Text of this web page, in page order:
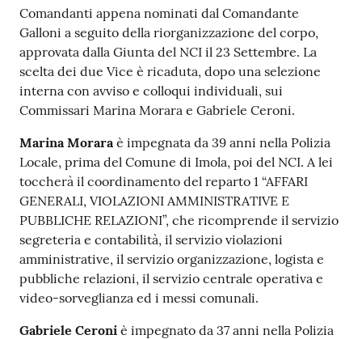
Comandanti appena nominati dal Comandante
Galloni a seguito della riorganizzazione del corpo,
approvata dalla Giunta del NCI il 23 Settembre. La
scelta dei due Vice è ricaduta, dopo una selezione
interna con avviso e colloqui individuali, sui
Commissari Marina Morara e Gabriele Ceroni.
Marina Morara è impegnata da 39 anni nella Polizia
Locale, prima del Comune di Imola, poi del NCI. A lei
toccherà il coordinamento del reparto 1 “AFFARI
GENERALI, VIOLAZIONI AMMINISTRATIVE E
PUBBLICHE RELAZIONI”, che ricomprende il servizio
segreteria e contabilità, il servizio violazioni
amministrative, il servizio organizzazione, logista e
pubbliche relazioni, il servizio centrale operativa e
video-sorveglianza ed i messi comunali.
Gabriele Ceroni è impegnato da 37 anni nella Polizia